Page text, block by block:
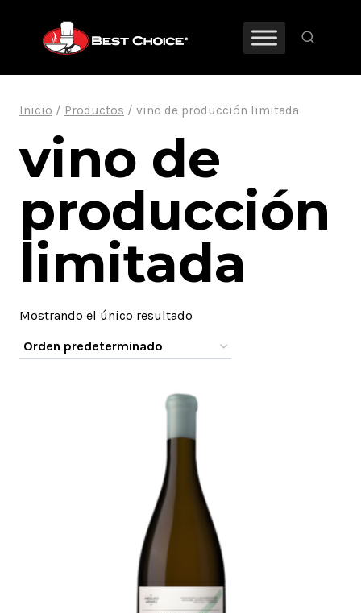
contenido
Inicio / Productos / vino de producción limitada
vino de
producción
limitada
Mostrando el único resultado